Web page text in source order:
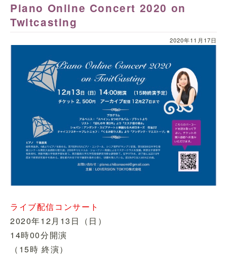
Piano Online Concert 2020 on
Twitcasting
2020年11月17日
ライブ配信コンサート
2020年12月13日（日）
14時00分開演
（15時 終演）